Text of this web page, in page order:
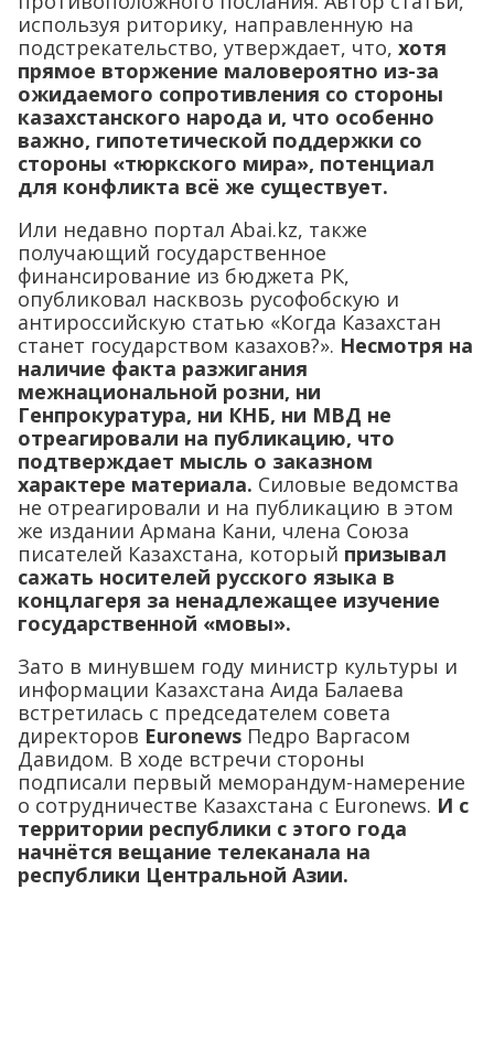
используя риторику, направленную на
подстрекательство, утверждает, что, хотя
прямое вторжение маловероятно из-за
ожидаемого сопротивления со стороны
казахстанского народа и, что особенно
важно, гипотетической поддержки со
стороны «тюркского мира», потенциал
для конфликта всё же существует.
Или недавно портал Abai.kz, также
получающий государственное
финансирование из бюджета РК,
опубликовал насквозь русофобскую и
антироссийскую статью «Когда Казахстан
станет государством казахов?». Несмотря на
наличие факта разжигания
межнациональной розни, ни
Генпрокуратура, ни КНБ, ни МВД не
отреагировали на публикацию, что
подтверждает мысль о заказном
характере материала. Силовые ведомства
не отреагировали и на публикацию в этом
же издании Армана Кани, члена Союза
писателей Казахстана, который призывал
сажать носителей русского языка в
концлагеря за ненадлежащее изучение
государственной «мовы».
Зато в минувшем году министр культуры и
информации Казахстана Аида Балаева
встретилась с председателем совета
директоров Euronews Педро Варгасом
Давидом. В ходе встречи стороны
подписали первый меморандум-намерение
о сотрудничестве Казахстана с Euronews. И с
территории республики с этого года
начнётся вещание телеканала на
республики Центральной Азии.